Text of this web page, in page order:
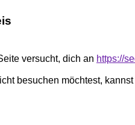
versucht, dich an https://
besuchen möchtest, kannst